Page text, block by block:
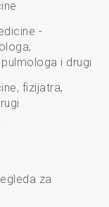
-
i drugi
fizijatra,
za